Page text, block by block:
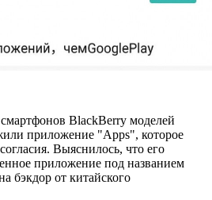
смартфонов BlackBerry моделей
приложение "Apps", которое
Выяснилось, что его
приложение под названием
бэкдор от китайского